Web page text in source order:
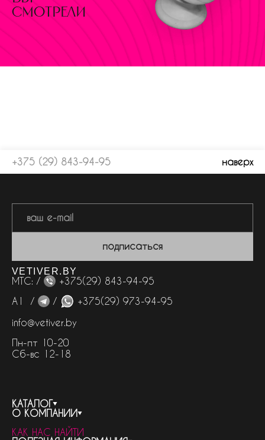
смотрели
+375 (29) 843-94-95 наверх
подписаться
VETIVER.BY
МТС: /
+375(29) 843-94-95
А1 /
/
+375(29) 973-94-95
info@vetiver.by
Пн-пт 10-20
Сб-вс 12-18
КАТАЛОГ
весь каталог
О КОМПАНИИ
КАК НАС НАЙТИ